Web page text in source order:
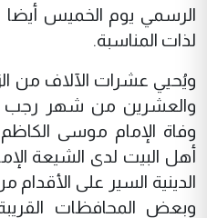
الرسمي يوم الخميس أيضا
لذات المناسبة.
ويُحيي عشرات الآلاف من
والعشرين من شهر رجب
وفاة الإمام موسى
أهل البيت لدى الشيعة
الدينية السير على
وبعض المحافظات